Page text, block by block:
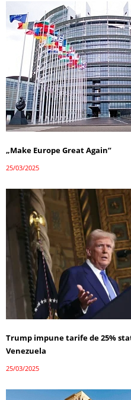
„Make Europe Great Again”
25/03/2025
Trump impune tarife de 25%
Venezuela
25/03/2025